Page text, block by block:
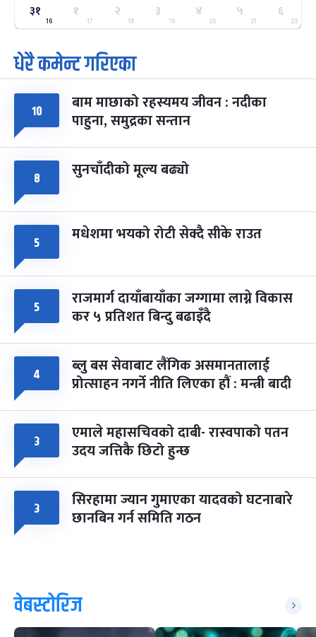
२५
मंगल
ग्याल्पो ल्होसार
फाल्गुन २५, २०८३ Mar 9, 2027
७ महिना बाँकी
७
आइत
पूर्णिमा व्रत
चैत्र ७, २०८३-
८
सोम
फागुपूर्णिमा
चैत्र ८, २०८३-Mar 22, 2027
७ महिना बाँकी
३१
16
१
17
२
18
३
19
४
20
५
21
६
22
धेरै कमेन्ट गरिएका
१० बाम माछाको रहस्यमय जीवन : नदीका
पाहुना, समुद्रका सन्तान
८ सुनचाँदीको मूल्य बढ्यो
५ मधेशमा भयको रोटी सेक्दै सीके राउत
५ राजमार्ग दायाँबायाँका जग्गामा लाग्ने विकास
कर ५ प्रतिशत बिन्दु बढाइँदै
४ ब्लु बस सेवाबाट लैंगिक असमानतालाई
प्रोत्साहन नगर्ने नीति लिएका हौं : मन्त्री बादी
३ एमाले महासचिवको दाबी- रास्वपाको पतन
उदय जत्तिकै छिटो हुन्छ
३ सिरहामा ज्यान गुमाएका यादवको घटनाबारे
छानबिन गर्न समिति गठन
वेबस्टोरिज